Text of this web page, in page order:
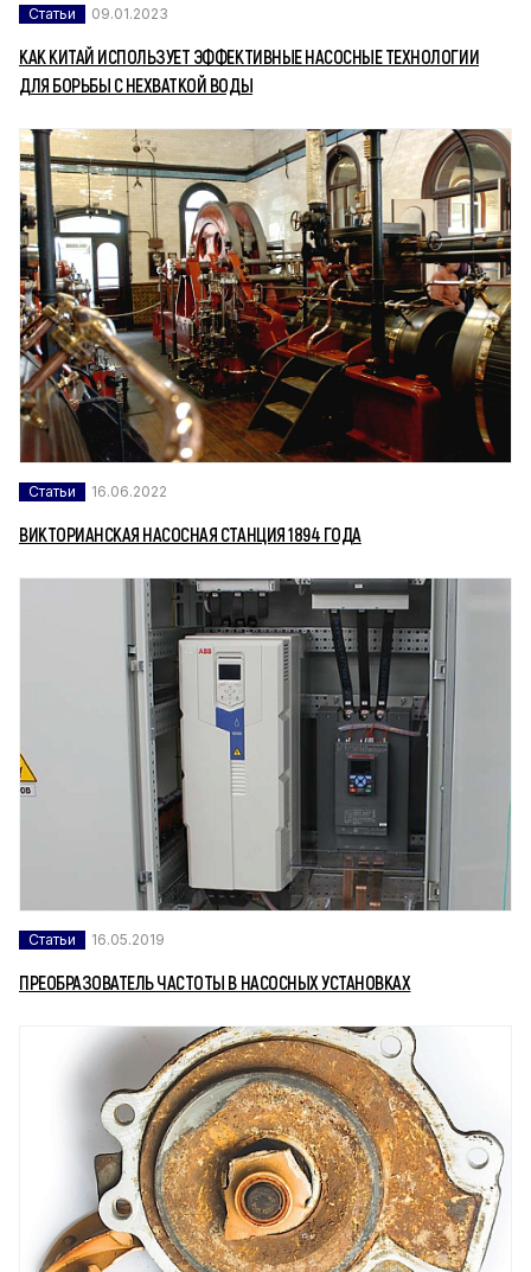
Статьи 09.01.2023
КАК КИТАЙ ИСПОЛЬЗУЕТ ЭФФЕКТИВНЫЕ НАСОСНЫЕ ТЕХНОЛОГИИ
ДЛЯ БОРЬБЫ С НЕХВАТКОЙ ВОДЫ
Статьи 16.06.2022
ВИКТОРИАНСКАЯ НАСОСНАЯ СТАНЦИЯ 1894 ГОДА
Статьи 16.05.2019
ПРЕОБРАЗОВАТЕЛЬ ЧАСТОТЫ В НАСОСНЫХ УСТАНОВКАХ